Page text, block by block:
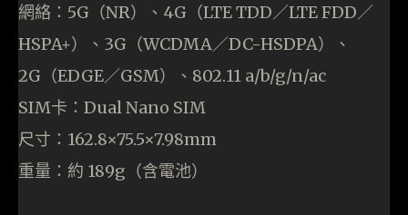
網絡：5G（NR）、4G（LTE TDD／LTE FDD／
HSPA+）、3G（WCDMA／DC-HSDPA）、
2G（EDGE／GSM）、802.11 a/b/g/n/ac
SIM卡：Dual Nano SIM
尺寸：162.8×75.5×7.98mm
重量：約 189g（含電池）